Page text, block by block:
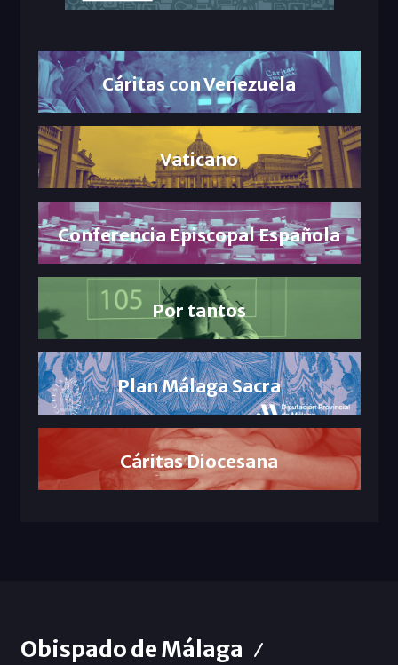
Cáritas con Venezuela
Vaticano
Conferencia Episcopal Española
Por tantos
Plan Málaga Sacra
Cáritas Diocesana
Obispado de Málaga